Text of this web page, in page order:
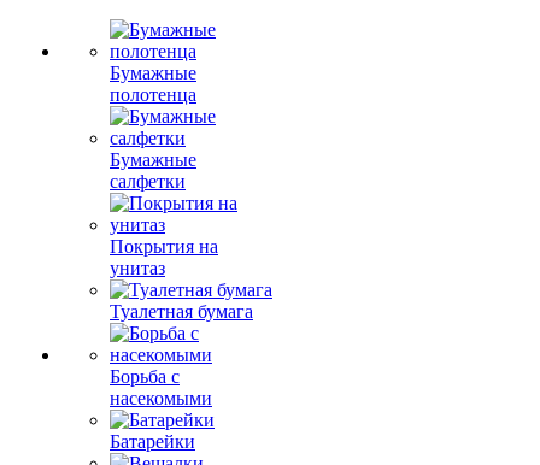
Бумажные
полотенца
Бумажные
салфетки
Покрытия на
унитаз
Туалетная бумага
Борьба с
насекомыми
Батарейки